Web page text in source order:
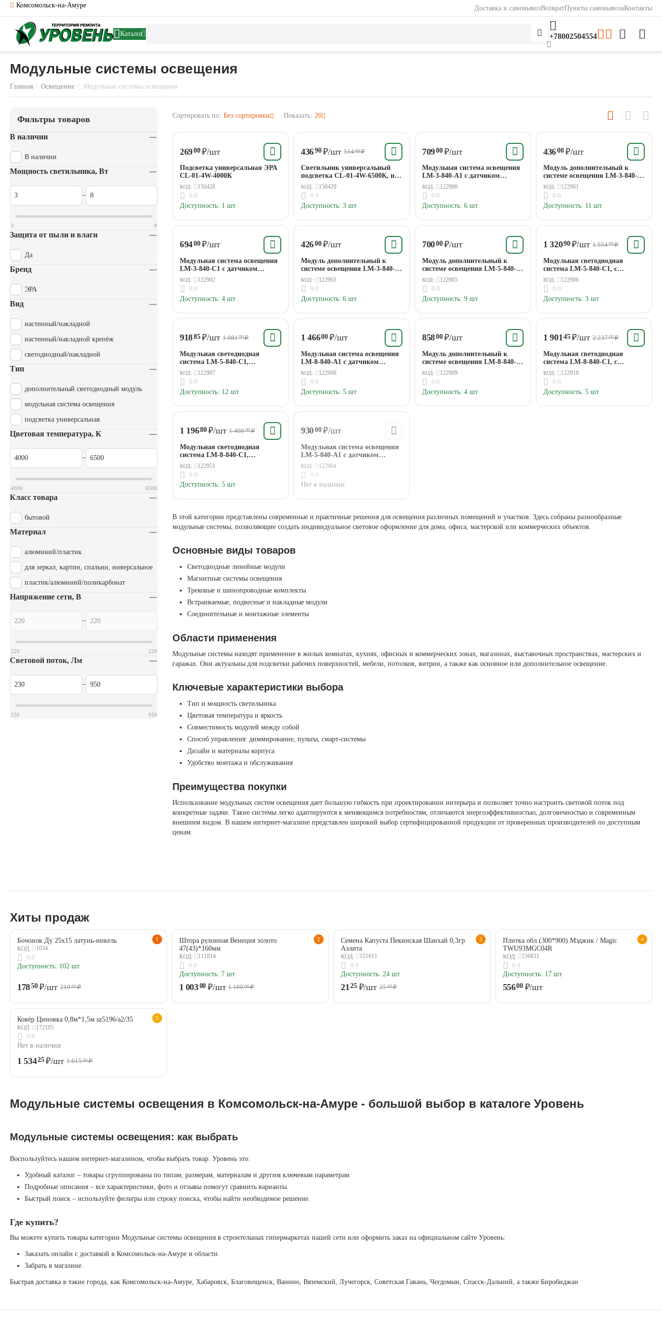
Комсомольск-на-Амуре Доставка и самовывозВозвратПункты самовывозаКонтакты
Каталог +78002504554
Модульные системы освещения
Главная / Освещение / Модульные системы освещения
В этой категории представлены современные и практичные решения для освещения различных помещений и участков. Здесь собраны разнообразные
модульные системы, позволяющие создать индивидуальное световое оформление для дома, офиса, мастерской или коммерческих объектов.
Основные виды товаров
Светодиодные линейные модули
Магнитные системы освещения
Трековые и шинопроводные комплекты
Встраиваемые, подвесные и накладные модули
Соединительные и монтажные элементы
Области применения
Модульные системы находят применение в жилых комнатах, кухнях, офисных и коммерческих зонах, магазинах, выставочных пространствах, мастерских и
гаражах. Они актуальны для подсветки рабочих поверхностей, мебели, потолков, витрин, а также как основное или дополнительное освещение.
Ключевые характеристики выбора
Тип и мощность светильника
Цветовая температура и яркость
Совместимость модулей между собой
Способ управления: диммирование, пульты, смарт-системы
Дизайн и материалы корпуса
Удобство монтажа и обслуживания
Преимущества покупки
Использование модульных систем освещения дает большую гибкость при проектировании интерьера и позволяет точно настроить световой поток под
конкретные задачи. Такие системы легко адаптируются к меняющимся потребностям, отличаются энергоэффективностью, долговечностью и современным
внешним видом. В нашем интернет-магазине представлен широкий выбор сертифицированной продукции от проверенных производителей по доступным
ценам.
Сортировать по: Без сортировки Показать: 20
26900 ₽/шт
Подсветка универсальная ЭРА
CL-01-4W-4000К
КОД: 150428
0.0
Доступность: 1 шт
43690 ₽/шт 51400₽
Светильник универсальный
подсветка CL-01-4W-6500К, на
батарейках ЭРА
КОД: 150429
0.0
Доступность: 3 шт
70900 ₽/шт
Модульная система освещения
LM-3-840-A1 с датчиком
прикосновения 3Вт 350Лм
4000K ЭРА
КОД: 122900
0.0
Доступность: 6 шт
43600 ₽/шт
Модуль дополнительный к
системе освещения LM-3-840-
A1 ЭРА
КОД: 122901
0.0
Доступность: 11 шт
69400 ₽/шт
Модульная система освещения
LM-3-840-C1 с датчиком
прикосновения 3Вт 350Лм
4000K ЭРА
КОД: 122902
0.0
Доступность: 4 шт
42600 ₽/шт
Модуль дополнительный к
системе освещения LM-3-840-
C1 ЭРА
КОД: 122903
0.0
Доступность: 6 шт
70000 ₽/шт
Модуль дополнительный к
системе освещения LM-5-840-
A1 ЭРА
КОД: 122905
0.0
Доступность: 9 шт
1 32090 ₽/шт 1 55400₽
Модульная светодиодная
система LM-5-840-C1, с
датчиком прикосновения 5 Вт,
600Лм, 4000K ЭРА
КОД: 122906
0.0
Доступность: 3 шт
91885 ₽/шт 1 08100₽
Модульная светодиодная
система LM-5-840-С1,
дополнительный модуль 5 Вт,
600Лм, 4000K ЭРА
КОД: 122907
0.0
Доступность: 12 шт
1 46600 ₽/шт
Модульная система освещения
LM-8-840-A1 с датчиком
прикосновения 8Вт 950Лм
4000K ЭРА
КОД: 122908
0.0
Доступность: 5 шт
85800 ₽/шт
Модуль дополнительный к
системе освещения LM-8-840-
A1 ЭРА
КОД: 122909
0.0
Доступность: 4 шт
1 90145 ₽/шт 2 23700₽
Модульная светодиодная
система LM-8-840-C1, с
датчиком прикосновения 8 Вт,
950Лм, 4000K ЭРА
КОД: 122910
0.0
Доступность: 5 шт
1 19680 ₽/шт 1 40800₽
Модульная светодиодная
система LM-8-840-С1,
дополнительный модуль 8 Вт,
950Лм, 4000K ЭРА
КОД: 122951
0.0
Доступность: 5 шт
93000 ₽/шт
Модульная система освещения
LM-5-840-A1 с датчиком
прикосновения 5Вт 600Лм
4000K ЭРА
КОД: 122904
0.0
Нет в наличии
Фильтры товаров
В наличии
В наличии
Мощность светильника, Вт
–
3 8
Защита от пыли и влаги
Да
Бренд
ЭРА
Вид
настенный/накладной
настенный/накладной крепёж
светодиодный/накладной
Тип
дополнительный светодиодный модуль
модульная система освещения
подсветка универсальная
Цветовая температура, К
–
4000 6500
Класс товара
бытовой
Материал
алюминий/пластик
для зеркал, картин, спальни, ниверсальное
пластик/алюминий/поликарбонат
Напряжение сети, В
–
220 220
Световой поток, Лм
–
230 950
Хиты продаж
1
Бочонок Ду 25х15 латунь-никель
КОД: 1034
0.0
Доступность: 102 шт
17850 ₽/шт 21000₽
2
Штора рулонная Венеция золото
47(43)*160мм
КОД: 111814
0.0
Доступность: 7 шт
1 00300 ₽/шт 1 18000₽
3
Семена Капуста Пекинская Шанхай 0,3гр
Аэлита
КОД: 151611
0.0
Доступность: 24 шт
21 25 ₽/шт 2500₽
4
Плитка обл.(300*900) Мэджик / Magic
TWU93MGC04R
КОД: 156831
0.0
Доступность: 17 шт
55600 ₽/шт
5
Ковёр Циновка 0,8м*1,5м sz5196/a2/35
КОД: 172105
0.0
Нет в наличии
1 53425 ₽/шт 1 61500₽
Модульные системы освещения в Комсомольск-на-Амуре - большой выбор в каталоге Уровень
Модульные системы освещения: как выбрать
Воспользуйтесь нашим интернет-магазином, чтобы выбрать товар. Уровень это:
Удобный каталог – товары сгруппированы по типам, размерам, материалам и другим ключевым параметрам.
Подробные описания – все характеристики, фото и отзывы помогут сравнить варианты.
Быстрый поиск – используйте фильтры или строку поиска, чтобы найти необходимое решение.
Где купить?
Вы можете купить товары категории Модульные системы освещения в строительных гипермаркетах нашей сети или оформить заказ на официальном сайте Уровень:
Заказать онлайн с доставкой в Комсомольск-на-Амуре и области.
Забрать в магазине.
Быстрая доставка в такие города, как Комсомольск-на-Амуре, Хабаровск, Благовещенск, Ванино, Вяземский, Лучегорск, Советская Гавань, Чегдомын, Спасск-Дальний, а также Биробиджан